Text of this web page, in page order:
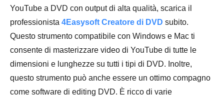
YouTube a DVD con output di alta qualità, scarica il
professionista 4Easysoft Creatore di DVD subito.
Questo strumento compatibile con Windows e Mac ti
consente di masterizzare video di YouTube di tutte le
dimensioni e lunghezze su tutti i tipi di DVD. Inoltre,
questo strumento può anche essere un ottimo compagno
come software di editing DVD. È ricco di varie